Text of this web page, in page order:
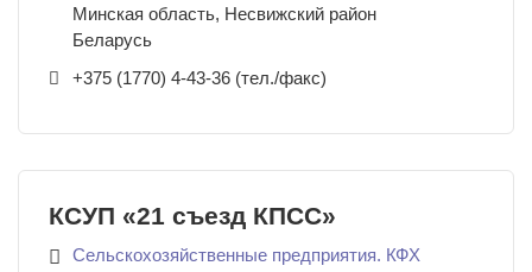
Минская область, Несвижский район
Беларусь
+375 (1770) 4-43-36 (тел./факс)
КСУП «21 съезд КПСС»
Сельскохозяйственные предприятия. КФХ